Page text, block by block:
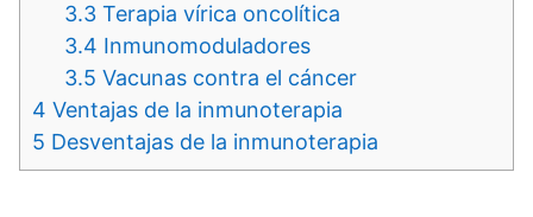
3.3 Terapia vírica oncolítica
3.4 Inmunomoduladores
3.5 Vacunas contra el cáncer
4 Ventajas de la inmunoterapia
5 Desventajas de la inmunoterapia